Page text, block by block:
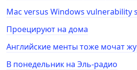
Mac versus Windows vulnerability
Проецируют на дома
Английские менты тоже мочат
В понедельник на Эль-радио